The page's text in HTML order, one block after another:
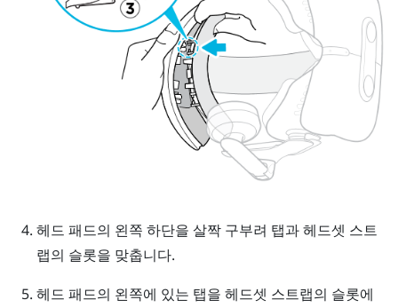
헤드 패드의 왼쪽 하단을 살짝 구부려 탭과 헤드셋 스트
랩의 슬롯을 맞춥니다.
헤드 패드의 왼쪽에 있는 탭을 헤드셋 스트랩의 슬롯에